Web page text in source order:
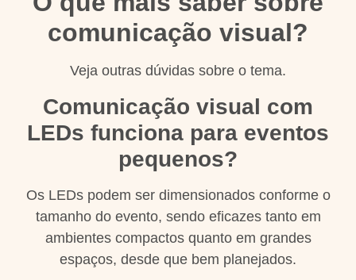
comunicação visual?
Veja outras dúvidas sobre o tema.
Comunicação visual com
LEDs funciona para eventos
pequenos?
Os LEDs podem ser dimensionados conforme o
tamanho do evento, sendo eficazes tanto em
ambientes compactos quanto em grandes
espaços, desde que bem planejados.